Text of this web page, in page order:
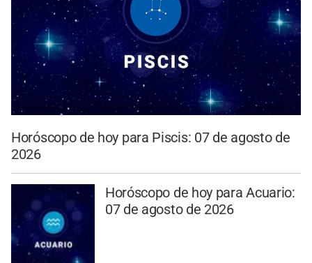
Horóscopo de hoy para Piscis: 07 de agosto de
2026
Horóscopo de hoy para Acuario:
07 de agosto de 2026